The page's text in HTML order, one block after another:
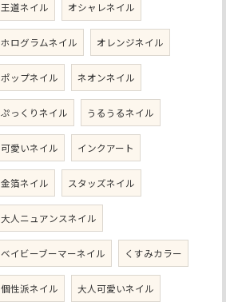
王道ネイル オシャレネイル
ホログラムネイル オレンジネイル
ポップネイル ネオンネイル
ぷっくりネイル うるうるネイル
可愛いネイル インクアート
金箔ネイル スタッズネイル
大人ニュアンスネイル
ベイビーブーマーネイル くすみカラー
個性派ネイル 大人可愛いネイル